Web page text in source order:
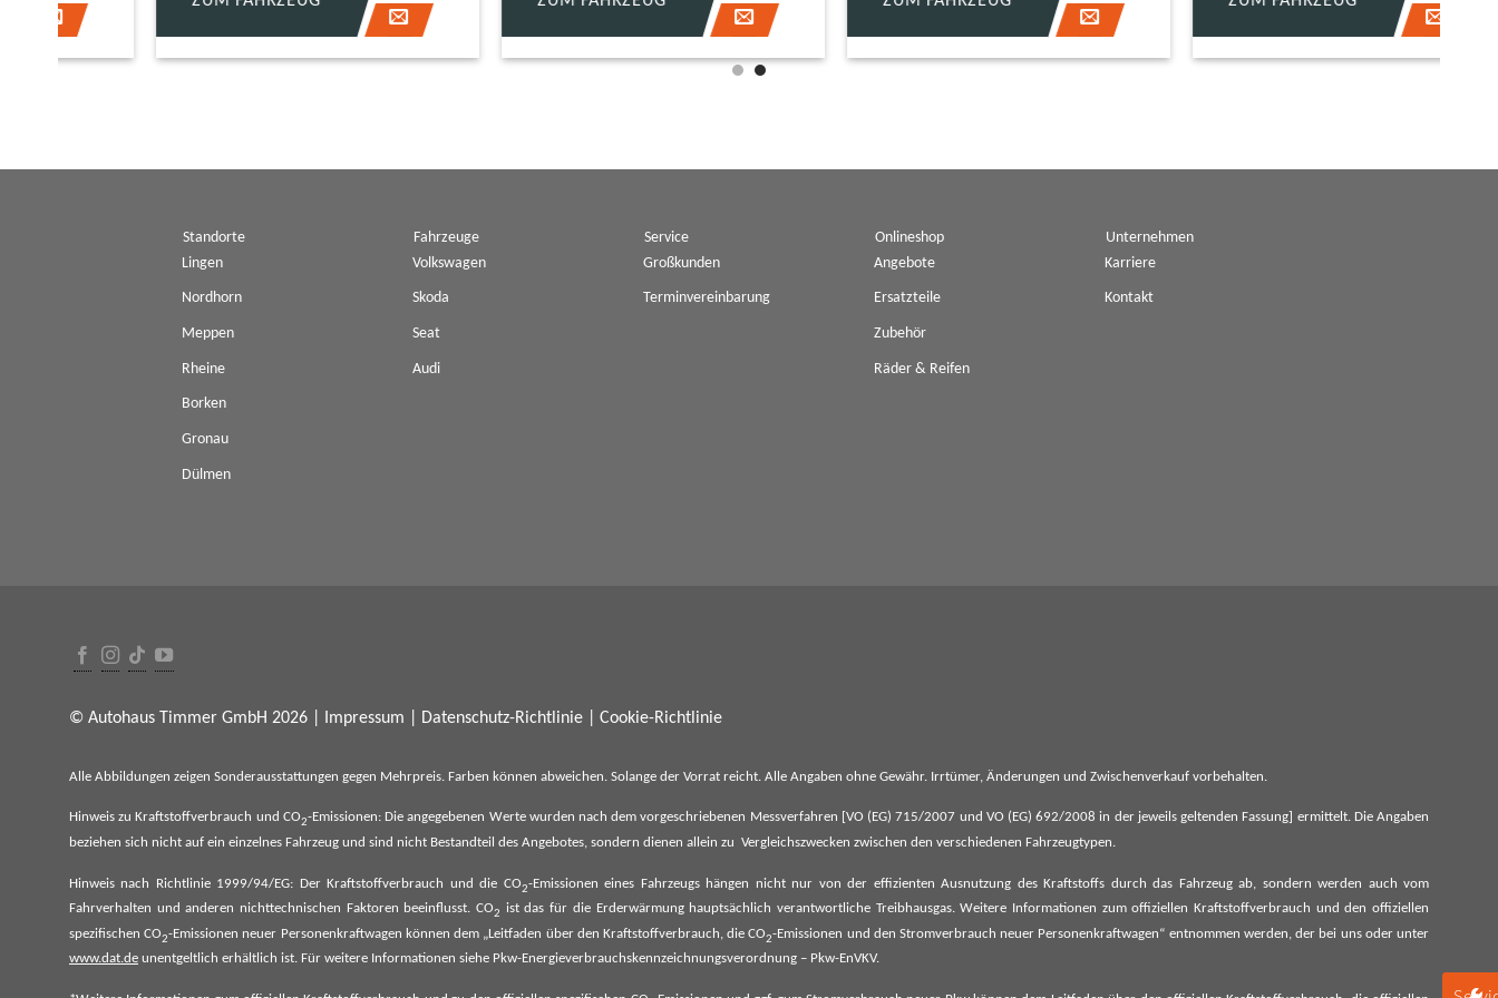
Standorte
Lingen
Nordhorn
Meppen
Rheine
Borken
Gronau
Dülmen
Fahrzeuge
Volkswagen
Skoda
Seat
Audi
Service
Großkunden
Terminvereinbarung
Onlineshop
Angebote
Ersatzteile
Zubehör
Räder & Reifen
Unternehmen
Karriere
Kontakt
© Autohaus Timmer GmbH 2026 | Impressum Datenschutz-Richtlinie Cookie-Richtlinie
Alle Abbildungen zeigen Sonderausstattungen gegen Mehrpreis. Farben können abweichen. Solange der Vorrat reicht. Alle Angaben ohne Gewähr. Irrtümer, Änderungen und Zwischenverkauf vorbehalten.
Hinweis zu Kraftstoffverbrauch und CO2-Emissionen: Die angegebenen Werte wurden nach dem vorgeschriebenen Messverfahren [VO (EG) 715/2007 und VO (EG) 692/2008 in der jeweils geltenden Fassung] ermittelt. Die Angaben
beziehen sich nicht auf ein einzelnes Fahrzeug und sind nicht Bestandteil des Angebotes, sondern dienen allein zu Vergleichszwecken zwischen den verschiedenen Fahrzeugtypen.
Hinweis nach Richtlinie 1999/94/EG: Der Kraftstoffverbrauch und die CO2-Emissionen eines Fahrzeugs hängen nicht nur von der effizienten Ausnutzung des Kraftstoffs durch das Fahrzeug ab, sondern werden auch vom
Fahrverhalten und anderen nichttechnischen Faktoren beeinflusst. CO2
ist das für die Erderwärmung hauptsächlich verantwortliche Treibhausgas. Weitere Informationen zum offiziellen Kraftstoffverbrauch und den offiziellen
spezifischen CO2-Emissionen neuer Personenkraftwagen können dem „Leitfaden über den Kraftstoffverbrauch, die CO2-Emissionen und den Stromverbrauch neuer Personenkraftwagen“ entnommen werden, der bei uns oder unter
www.dat.de unentgeltlich erhältlich ist. Für weitere Informationen siehe Pkw-Energieverbrauchskennzeichnungsverordnung – Pkw-EnVKV.